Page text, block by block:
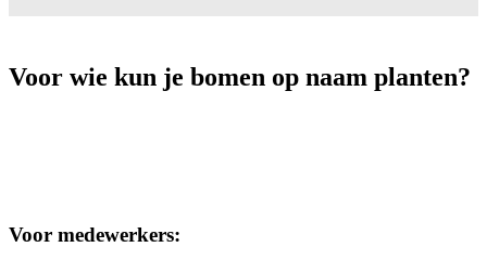
Voor wie kun je bomen op naam planten?
Voor medewerkers: